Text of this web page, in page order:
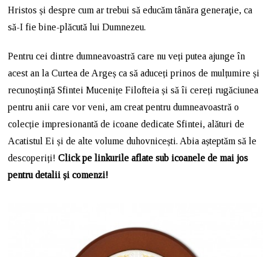
Hristos și despre cum ar trebui să educăm tânăra generaţie, ca
să-I fie bine-plăcută lui Dumnezeu.
Pentru cei dintre dumneavoastră care nu veți putea ajunge în
acest an la Curtea de Argeș ca să aduceți prinos de mulțumire și
recunoștință Sfintei Mucenițe Filofteia și să îi cereți rugăciunea
pentru anii care vor veni, am creat pentru dumneavoastră o
colecție impresionantă de icoane dedicate Sfintei, alături de
Acatistul Ei și de alte volume duhovnicești. Abia așteptăm să le
descoperiți!Click pe linkurile aflate sub icoanele de mai jos
pentru detalii și comenzi!